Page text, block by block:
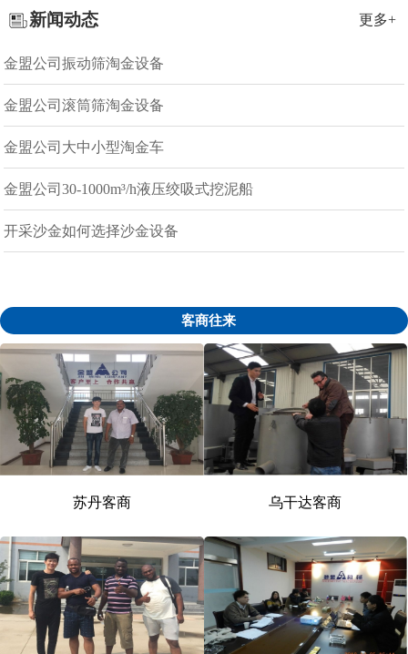
新闻动态 更多+
金盟公司振动筛淘金设备
金盟公司滚筒筛淘金设备
金盟公司大中小型淘金车
金盟公司30-1000m³/h液压绞吸式挖泥船
开采沙金如何选择沙金设备
客商往来
苏丹客商 乌干达客商